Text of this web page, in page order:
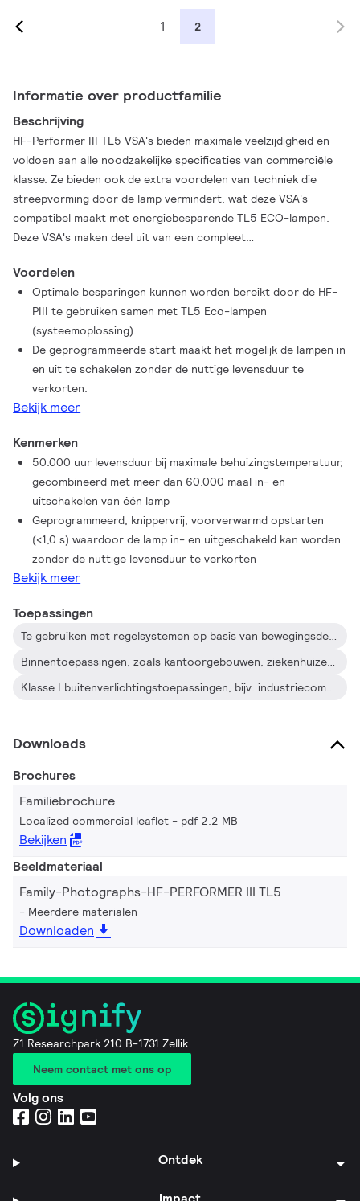
1 2
Informatie over productfamilie
Beschrijving
HF-Performer III TL5 VSA's bieden maximale veelzijdigheid en
voldoen aan alle noodzakelijke specificaties van commerciële
klasse. Ze bieden ook de extra voordelen van techniek die
streepvorming door de lamp vermindert, wat deze VSA's
compatibel maakt met energiebesparende TL5 ECO-lampen.
Deze VSA's maken deel uit van een compleet
kan helpen te voldoen aan elke internationale of lokale
energierichtlijn die hen wordt opgelegd. HF-Performer III TL5
VSA's zijn de ideale keuze voor een brede reeks nieuwbouw- en
renovatietoepassingen in de commerciële sector, waaronder
algemene opbouwmontage- of kantoorverlichting,
parkeergarages, magazijnen, waterdicht en andere
toepassingen. Het voorschakelapparaat is primair ontworpen
voor toepassing binnen. Voor toepassing buiten dient de
tegen water en stof. De installatie dient ook beschermd te zijn
tegen spanningspieken ten gevolge van bliksem en voorzien te
zijn van elke andere noodzakelijke elektrische bescherming bij
een dergelijke toepassing.
Voordelen
Optimale besparingen kunnen worden bereikt door de HF-
PIII te gebruiken samen met TL5 Eco-lampen
(systeemoplossing).
De geprogrammeerde start maakt het mogelijk de lampen in
en uit te schakelen zonder de nuttige levensduur te
verkorten.
Bekijk meer
Kenmerken
50.000 uur levensduur bij maximale behuizingstemperatuur,
gecombineerd met meer dan 60.000 maal in- en
uitschakelen van één lamp
Geprogrammeerd, knippervrij, voorverwarmd opstarten
(<1,0 s) waardoor de lamp in- en uitgeschakeld kan worden
zonder de nuttige levensduur te verkorten
Bekijk meer
Toepassingen
Te gebruiken met regelsystemen op basis van bewegingsdetectie zoals Philips OccuPlus
Binnentoepassingen, zoals kantoorgebouwen, ziekenhuizen, supermarkten, warenhuizen, industriële ruimten en scholen
Klasse I buitenverlichtingstoepassingen, bijv. industriecomplexen en parkeerterreinen
Downloads
Brochures
Familiebrochure
Localized commercial leaflet pdf 2.2 MB
Bekijken
Beeldmateriaal
Family-Photographs-HF-PERFORMER III TL5
Meerdere materialen
Downloaden
Z1 Researchpark 210 B-1731 Zellik
Neem contact met ons op
Volg ons
Ontdek